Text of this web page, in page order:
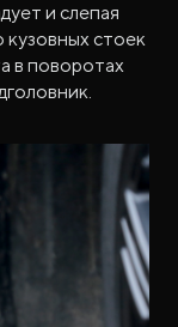
и слепая
стоек
в поворотах